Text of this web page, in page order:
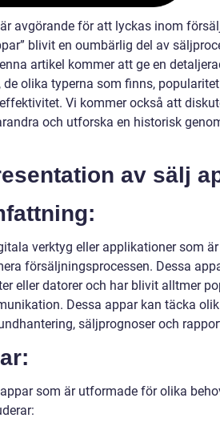
avgörande för att lyckas inom
blivit en oumbärlig del av
artikel kommer att ge en
olika typerna som finns,
Vi kommer också att
och utforska en historisk
av sälj
verktyg eller applikationer som är
försäljningsprocessen. Dessa
eller datorer och har blivit alltmer
Dessa appar kan täcka
säljprognoser och
som är utformade för olika